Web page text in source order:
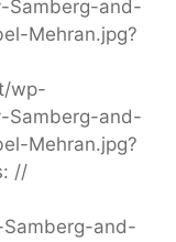
Samberg-and-
Mehran.jpg?
wp-
Samberg-and-
Mehran.jpg?
//
and-